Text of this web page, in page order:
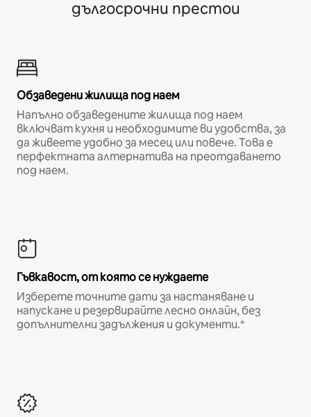
дългосрочни престои
Обзаведени жилища под наем
Напълно обзаведените жилища под наем
включват кухня и необходимите ви удобства, за
да живеете удобно за месец или повече. Това е
перфектната алтернатива на преотдаването
под наем.
Гъвкавост, от която се нуждаете
Изберете точните дати за настаняване и
напускане и резервирайте лесно онлайн, без
допълнителни задължения и документи.*